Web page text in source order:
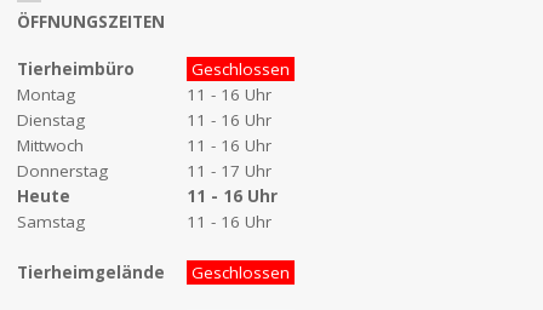
ÖFFNUNGSZEITEN
Tierheimbüro
Montag
Dienstag
Mittwoch
Donnerstag
Heute
Samstag
Geschlossen
11 - 16 Uhr
11 - 16 Uhr
11 - 16 Uhr
11 - 17 Uhr
11 - 16 Uhr
11 - 16 Uhr
Tierheimgelände Geschlossen